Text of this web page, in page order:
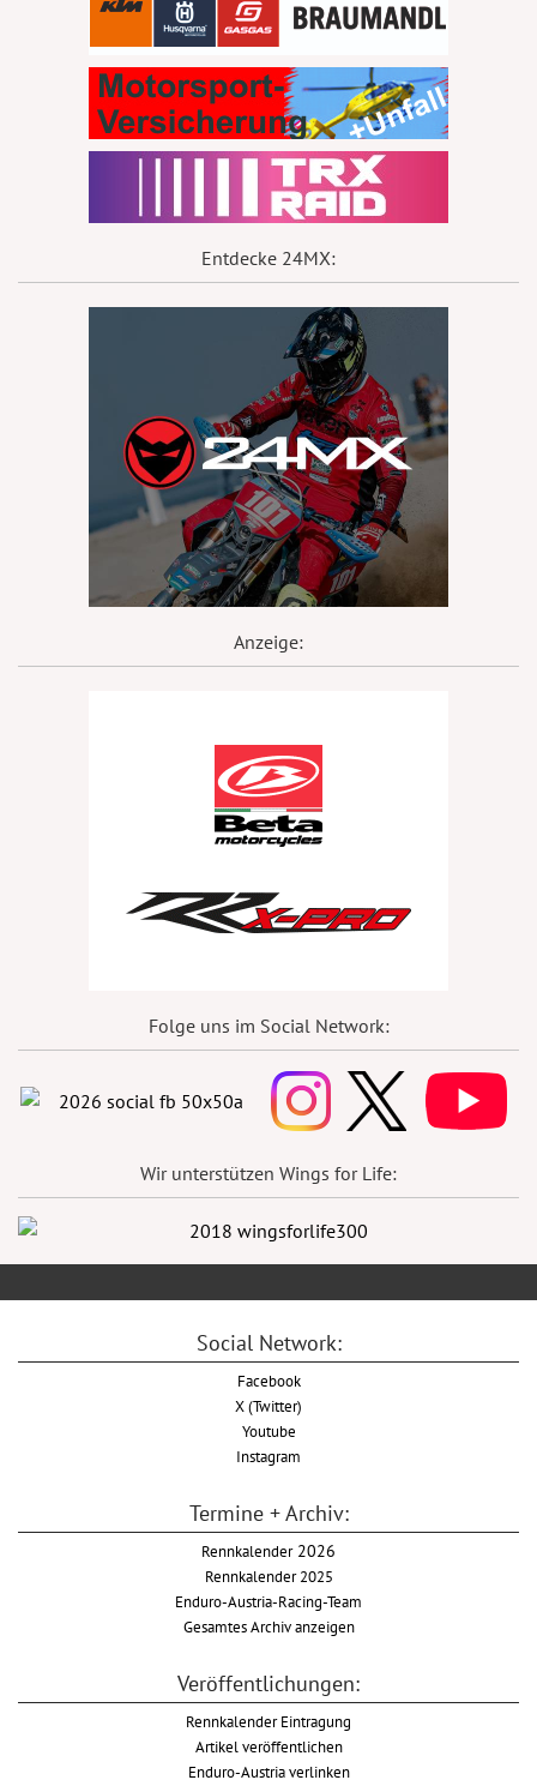
Entdecke 24MX:
Anzeige:
Folge uns im Social Network:
Wir unterstützen Wings for Life:
Social Network:
Facebook
X (Twitter)
Youtube
Instagram
Termine + Archiv:
Rennkalender2026
Rennkalender 2025
Enduro-Austria-Racing-Team
Gesamtes Archiv anzeigen
Veröffentlichungen:
Rennkalender Eintragung
Artikel veröffentlichen
Enduro-Austria verlinken